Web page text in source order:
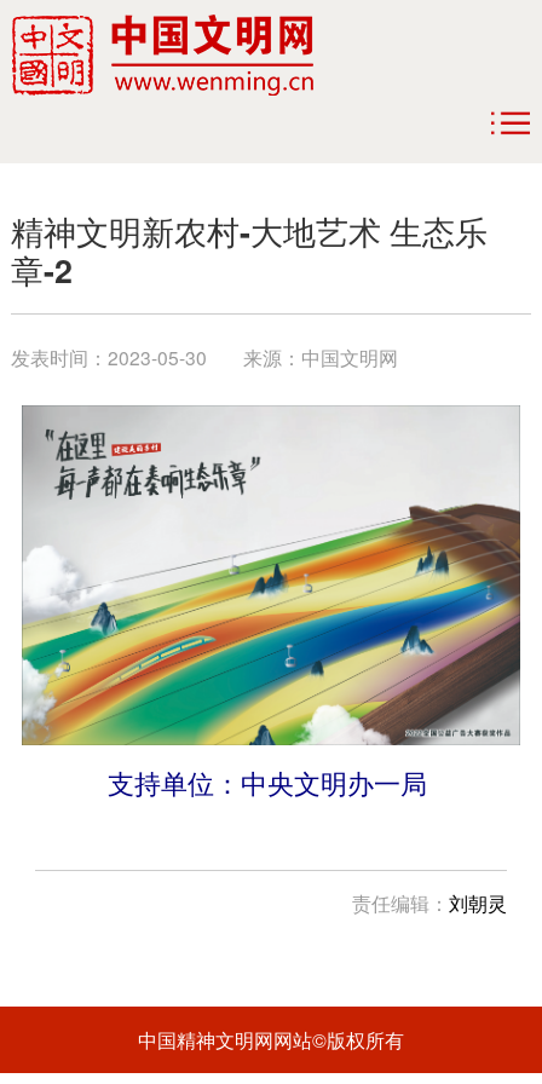
精神文明新农村-大地艺术 生态乐
章-2
发表时间： 2023-05-30 来源： 中国文明网
支持单位：中央文明办一局
责任编辑：刘朝灵
中国精神文明网网站©版权所有